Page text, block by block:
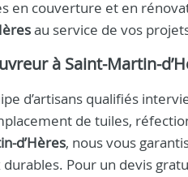
en couverture et en
au service de vos
à Saint-Martin-
d’artisans qualifiés
de tuiles,
d’Hères, nous vous
Pour un devis